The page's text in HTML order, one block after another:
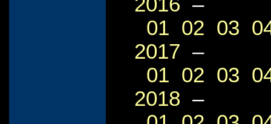
01 02 03
2017 –
01 02 03
2018 –